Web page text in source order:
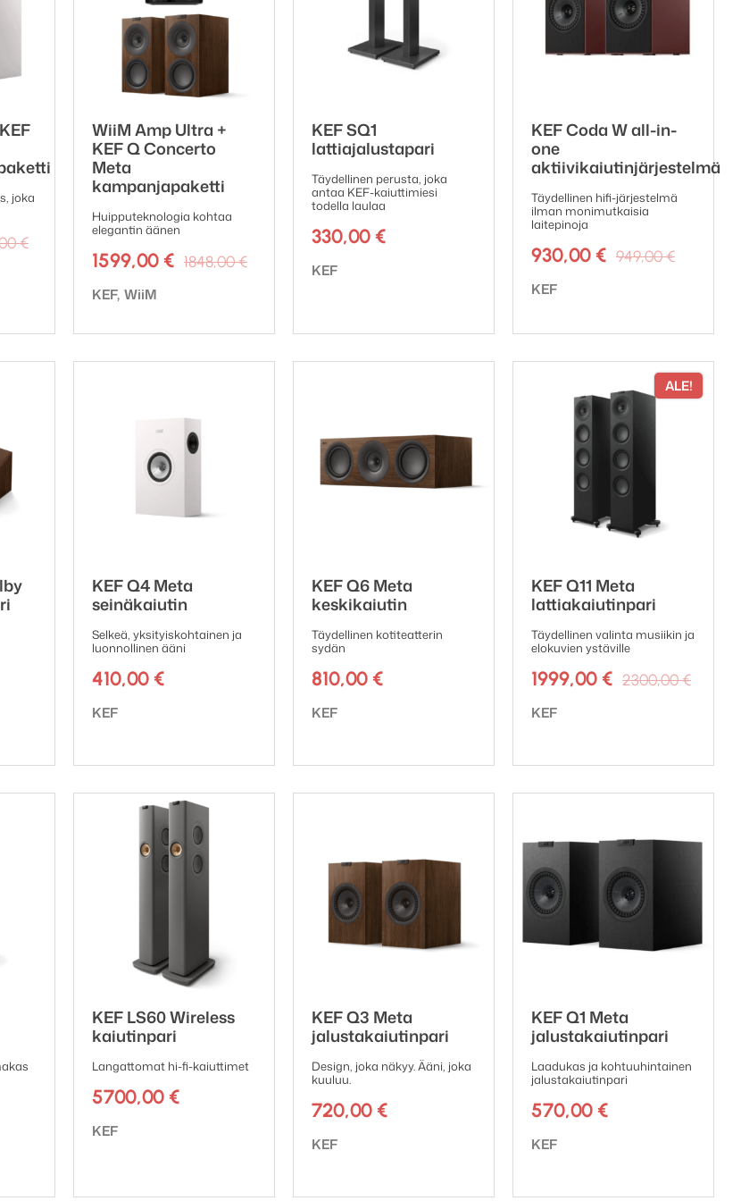
joka
€Alkuperäinen
1228,00 €.
Nykyinen
1099,00 €.
WiiM Amp Ultra +
KEF Q Concerto
Meta
kampanjapaketti
Huipputeknologia kohtaa
elegantin äänen
1848,00€Alkuperäinen
1599,00 €
Nykyinen
Tuotemerkki:
KEF WiiM
KEF SQ1
lattiajalustapari
Täydellinen perusta, joka
antaa KEF-kaiuttimiesi
todella laulaa
330,00 €
Tuotemerkki:
KEF
KEF Coda W all-in-
one
aktiivikaiutinjärjestelmä
Täydellinen hifi-järjestelmä
ilman monimutkaisia
laitepinoja
949,00€
930,00 €
Tuotemerkki:
KEF
KEF Q4 Meta
seinäkaiutin
Selkeä, yksityiskohtainen ja
luonnollinen ääni
410,00 €
Tuotemerkki:
KEF
KEF Q6 Meta
keskikaiutin
Täydellinen kotiteatterin
sydän
810,00 €
Tuotemerkki:
KEF
ALE!
KEF Q11 Meta
lattiakaiutinpari
Täydellinen valinta musiikin ja
elokuvien ystäville
2300,00€
1999,00 €
Tuotemerkki:
KEF
KEF LS60 Wireless
kaiutinpari
Langattomat hi-fi-kaiuttimet
5700,00 €
Tuotemerkki:
KEF
KEF Q3 Meta
jalustakaiutinpari
Design, joka näkyy. Ääni, joka
kuuluu.
720,00 €
Tuotemerkki:
KEF
KEF Q1 Meta
jalustakaiutinpari
Laadukas ja kohtuuhintainen
jalustakaiutinpari
570,00 €
Tuotemerkki:
KEF